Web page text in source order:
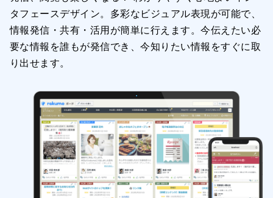
タフェースデザイン。多彩なビジュアル表現が可能で、
情報発信・共有・活用が簡単に行えます。今伝えたい必
要な情報を誰もが発信でき、今知りたい情報をすぐに取
り出せます。